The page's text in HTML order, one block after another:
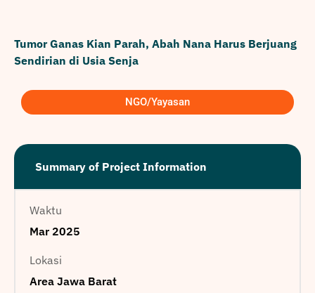
Tumor Ganas Kian Parah, Abah Nana Harus Berjuang
Sendirian di Usia Senja
NGO/Yayasan
Summary of Project Information
Waktu
Mar 2025
Lokasi
Area Jawa Barat